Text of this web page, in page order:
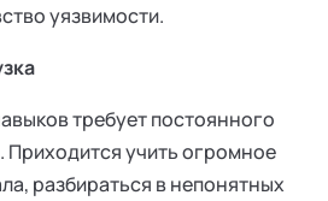
уязвимости.
требует постоянного
Приходится учить огромное
разбираться в непонятных